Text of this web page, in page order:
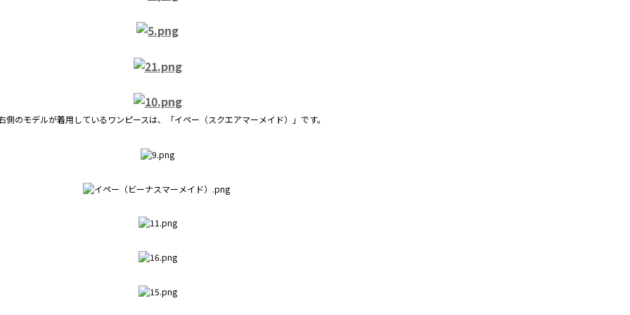
側のモデルが着用しているワンピースは、「イペー（スクエアマーメイド）」です。